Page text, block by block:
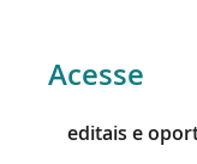
Acesse
editais e